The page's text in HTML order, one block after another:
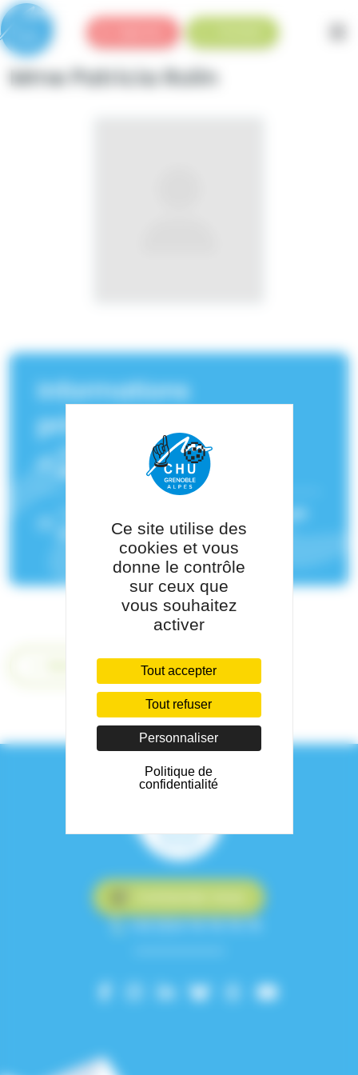
Mme Patricia Rolin
Informations
principales
Service(s) de rattachement :
Hématologie biologique
et de Pathologie
+33 (0)4 76 76 75 75
Panneau de gestion des cookies
Ce site utilise des
cookies et vous
donne le contrôle
sur ceux que
vous souhaitez
activer
Tout accepter
Tout refuser
Personnaliser
Politique de
confidentialité